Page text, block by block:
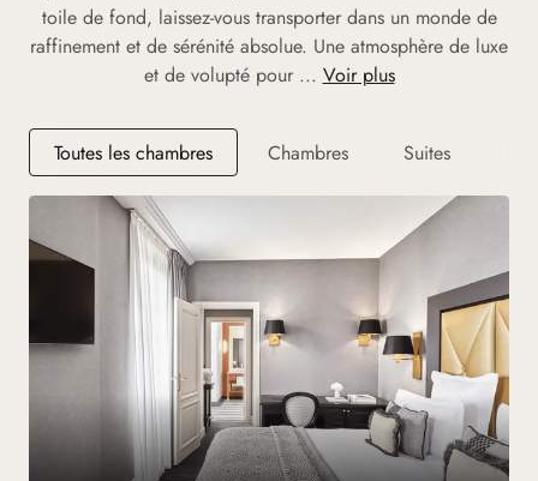
toile de fond, laissez-vous transporter dans un monde de
raffinement et de sérénité absolue. Une atmosphère de luxe
et de volupté pour ... Voir plus
Toutes les chambres Chambres Suites